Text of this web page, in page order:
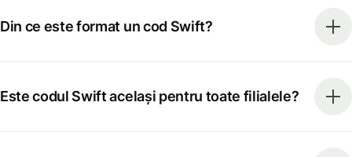
Din ce este format un cod Swift?
Este codul Swift același pentru toate filialele?